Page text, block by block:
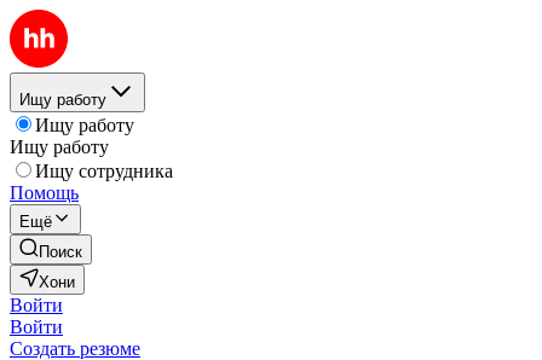
Ищу работу
Ищу работу
Ищу работу
Ищу сотрудника
Помощь
Ещё
Поиск
Хони
Войти
Войти
Создать резюме